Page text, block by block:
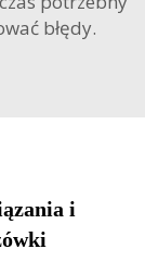
błędy.
i